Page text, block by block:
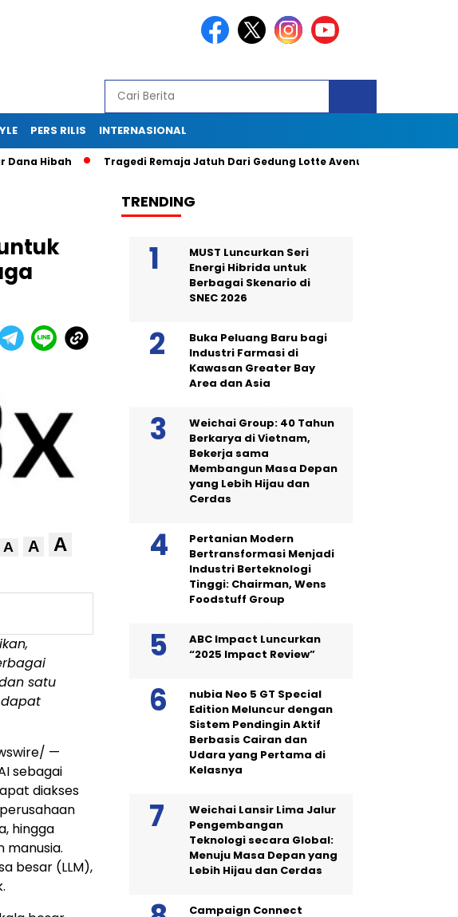
PERS RILIS INTERNASIONAL
Tragedi Remaja Jatuh Dari Gedung Lotte Avenue: Kronologi, Saksi
A A A
satu
—
sebagai
diakses
hingga
manusia.
besar (LLM),
TRENDING
MUST Luncurkan Seri
Energi Hibrida untuk
Berbagai Skenario di
SNEC 2026
Buka Peluang Baru bagi
Industri Farmasi di
Kawasan Greater Bay
Area dan Asia
Weichai Group: 40 Tahun
Berkarya di Vietnam,
Bekerja sama
Membangun Masa Depan
yang Lebih Hijau dan
Cerdas
Pertanian Modern
Bertransformasi Menjadi
Industri Berteknologi
Tinggi: Chairman, Wens
Foodstuff Group
ABC Impact Luncurkan
“2025 Impact Review”
nubia Neo 5 GT Special
Edition Meluncur dengan
Sistem Pendingin Aktif
Berbasis Cairan dan
Udara yang Pertama di
Kelasnya
Weichai Lansir Lima Jalur
Pengembangan
Teknologi secara Global:
Menuju Masa Depan yang
Lebih Hijau dan Cerdas
Campaign Connect